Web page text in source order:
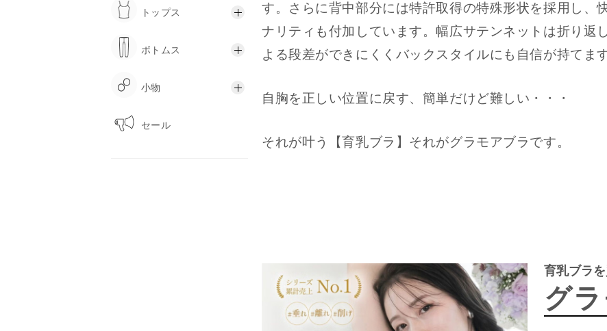
トップス
ボトムス
小物
セール
す。さらに背中部分には特許取得の特殊形状を採用し、
ナリティも付加しています。幅広サテンネットは折り返
よる段差ができにくくバックスタイルにも自信が持てます
自胸を正しい位置に戻す、簡単だけど難しい・・・
それが叶う【育乳ブラ】それがグラモアブラです。
育乳ブラ
グ